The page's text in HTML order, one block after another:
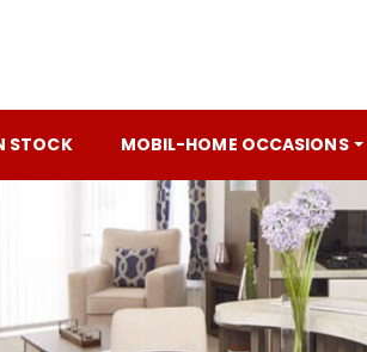
STOCK MOBIL-HOME OCCASIONS